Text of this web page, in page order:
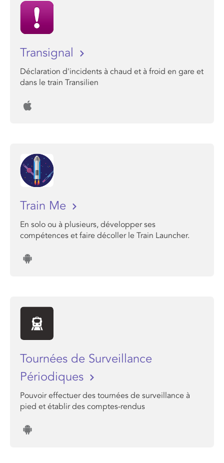
Transignal
Déclaration d'incidents à chaud et à froid en gare et
dans le train Transilien
Train Me
En solo ou à plusieurs, développer ses
compétences et faire décoller le Train Launcher.
Tournées de Surveillance
Périodiques
Pouvoir effectuer des tournées de surveillance à
pied et établir des comptes-rendus